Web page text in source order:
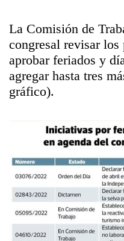
La Comisión de
congresal revisar los
aprobar feriados y
agregar hasta tres
gráfico).